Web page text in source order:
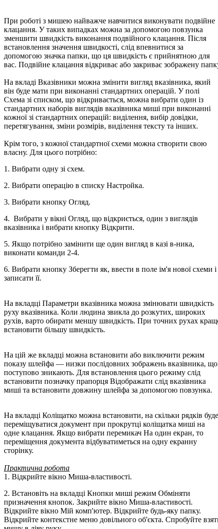
При роботі з мишею найважче навчитися виконувати подвійне
клацання. У таких випадках можна за допомогою повзунка
зменшити швидкість виконання подвійного клацання. Після
встановлення значення швидкості, слід впевнитися за
допомогою значка папки, що ця швидкість є прийнятною для
вас. Подвійне клацання відкриває або закриває зображену
На вкладі Вказівники можна змінити вигляд вказівника, який
він буде мати при виконанні стандартних операцій. У полі
Схема зі списком, що відкривається, можна вибрати один із
стандартних наборів виглядів вказівника миші при виконанні
кожної зі стандартних операцій: виділення, вибір довідки,
перетягування, зміни розмірів, виділення тексту та інших.
Крім того, з кожної стандартної схеми можна створити свою
власну. Для цього потрібно:
1. Вибрати одну зі схем.
2. Вибрати операцію в списку Настройка.
3. Вибрати кнопку Огляд.
4. Вибрати у вікні Огляд, що відкриється, один з виглядів
вказівника і вибрати кнопку Відкрити.
5. Якщо потрібно замінити ще один вигляд в казі в-ника,
виконати команди 2-4.
6. Вибрати кнопку Зберегти як, ввести в поле ім'я нової схеми і
записати її.
На вкладці Параметри вказівника можна змінювати швидкість
руху вказівника. Коли людина звикла до розкутих, широких
рухів, варто обирати меншу швидкість. При точних рухах
встановити більшу швидкість.
На цій же вкладці можна встановити або виключити режим
показу шлейфа — низки послідовних зображень вказівника, що
поступово зникають. Для встановлення цього режиму слід
встановити позначку прапорця Відображати слід вказівника
миші та встановити довжину шлейфа за допомогою повзунка.
На вкладці Коліщатко можна встановити, на скільки рядків буде
переміщуватися документ при прокрутці коліщатка миші на
одне клацання. Якщо вибрати перемикач На один екран, то
переміщення документа відбуватиметься на одну екранну
сторінку.
Практична робота
1. Відкрийте вікно Миша-властивості.
2. Встановіть на вкладці Кнопки миші режим Обміняти
призначення кнопок. Закрийте вікно Миша-властивості.
Відкрийте вікно Мій комп'ютер. Відкрийте будь-яку папку.
Відкрийте контекстне меню довільного об'єкта. Спробуйте